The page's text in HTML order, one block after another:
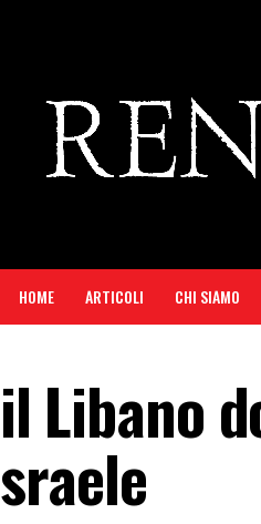
HOME ARTICOLI CHI SIAMO
Libano